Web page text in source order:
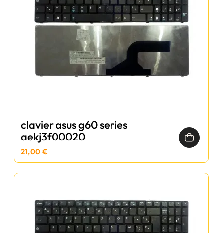
clavier asus g60 series
aekj3f00020
21,00 €